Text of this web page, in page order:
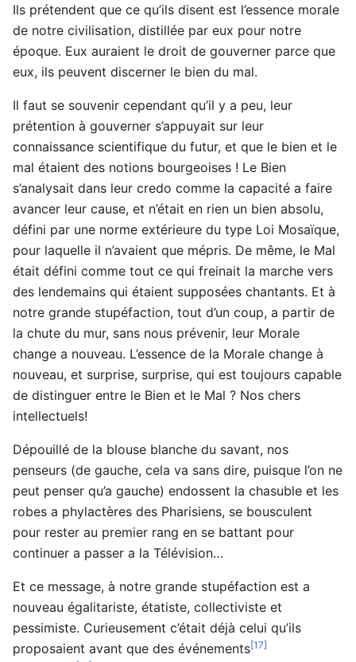
Ils prétendent que ce qu’ils disent est l’essence morale
de notre civilisation, distillée par eux pour notre
époque. Eux auraient le droit de gouverner parce que
eux, ils peuvent discerner le bien du mal.
Il faut se souvenir cependant qu’il y a peu, leur
prétention à gouverner s’appuyait sur leur
connaissance scientifique du futur, et que le bien et le
mal étaient des notions bourgeoises ! Le Bien
s’analysait dans leur credo comme la capacité a faire
avancer leur cause, et n’était en rien un bien absolu,
défini par une norme extérieure du type Loi Mosaïque,
pour laquelle il n’avaient que mépris. De même, le Mal
était défini comme tout ce qui freinait la marche vers
des lendemains qui étaient supposées chantants. Et à
notre grande stupéfaction, tout d’un coup, a partir de
la chute du mur, sans nous prévenir, leur Morale
change a nouveau. L’essence de la Morale change à
nouveau, et surprise, surprise, qui est toujours capable
de distinguer entre le Bien et le Mal ? Nos chers
intellectuels!
Dépouillé de la blouse blanche du savant, nos
penseurs (de gauche, cela va sans dire, puisque l’on ne
peut penser qu’a gauche) endossent la chasuble et les
robes a phylactères des Pharisiens, se bousculent
pour rester au premier rang en se battant pour
continuer a passer a la Télévision…
Et ce message, à notre grande stupéfaction est a
nouveau égalitariste, étatiste, collectiviste et
pessimiste. Curieusement c’était déjà celui qu’ils
proposaient avant que des événements[17]